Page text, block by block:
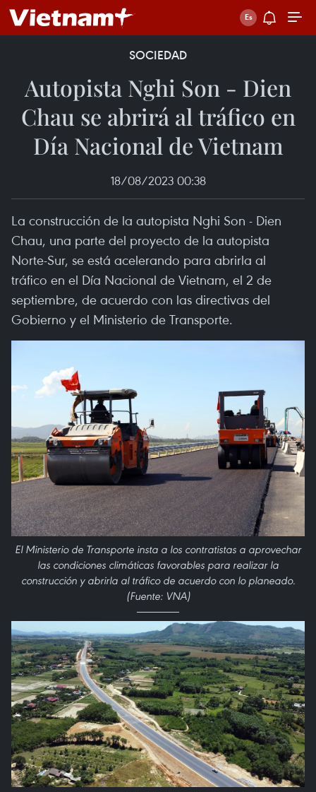
SOCIEDAD
Autopista Nghi Son - Dien
Chau se abrirá al tráfico en
Día Nacional de Vietnam
18/08/2023 00:38
La construcción de la autopista Nghi Son - Dien
Chau, una parte del proyecto de la autopista
Norte-Sur, se está acelerando para abrirla al
tráfico en el Día Nacional de Vietnam, el 2 de
septiembre, de acuerdo con las directivas del
Gobierno y el Ministerio de Transporte.
El Ministerio de Transporte insta a los contratistas a aprovechar
las condiciones climáticas favorables para realizar la
construcción y abrirla al tráfico de acuerdo con lo planeado.
(Fuente: VNA)